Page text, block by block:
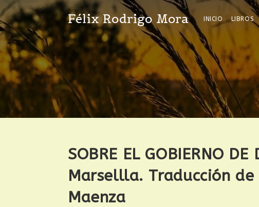
Félix Rodrigo Mora INICIO LIBROS
SOBRE EL GOBIERNO
Marsellla. Traducción de
Maenza